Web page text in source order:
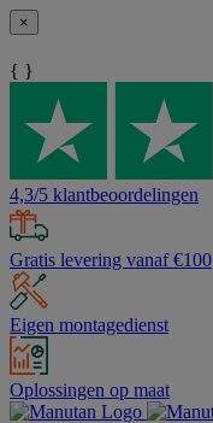
×
{ }
4,3/5 klantbeoordelingen
Gratis levering vanaf €100
Eigen montagedienst
Oplossingen op maat